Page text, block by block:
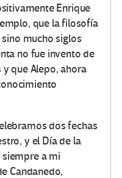
Enrique
que la filosofía
mucho siglos
no fue invento de
que Alepo, ahora
dos fechas
y el Día de la
siempre a mi
Candanedo,